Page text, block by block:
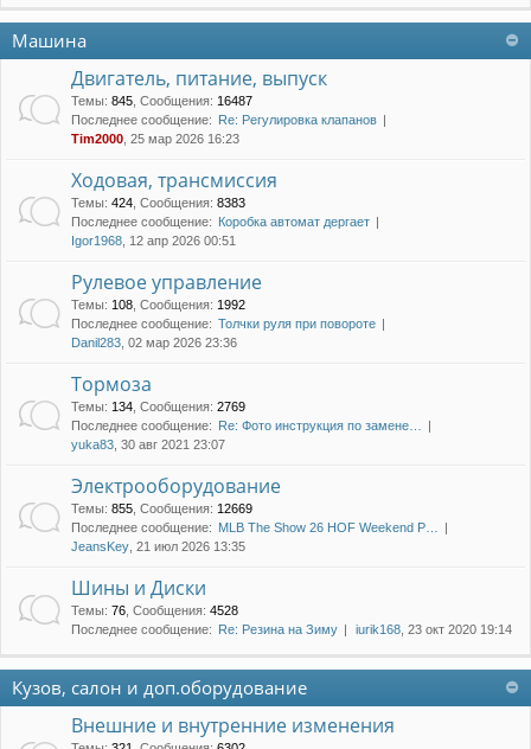
Машина
Двигатель, питание, выпуск
Темы: 845 Сообщения: 16487
Последнее сообщение: Re: Регулировка клапанов
Tim2000 , 25 мар 2026 16:23
Ходовая, трансмиссия
Темы: 424 Сообщения: 8383
Последнее сообщение: Коробка автомат дергает
Igor1968 , 12 апр 2026 00:51
Рулевое управление
Темы: 108 Сообщения: 1992
Последнее сообщение: Толчки руля при повороте
Danil283 , 02 мар 2026 23:36
Тормоза
Темы: 134 Сообщения: 2769
Последнее сообщение: Re: Фото инструкция по замене…
yuka83 , 30 авг 2021 23:07
Электрооборудование
Темы: 855 Сообщения: 12669
Последнее сообщение: MLB The Show 26 HOF Weekend P…
JeansKey , 21 июл 2026 13:35
Шины и Диски
Темы: 76 Сообщения: 4528
Последнее сообщение: Re: Резина на Зиму iurik168 , 23 окт 2020 19:14
Кузов, салон и доп.оборудование
Внешние и внутренние изменения